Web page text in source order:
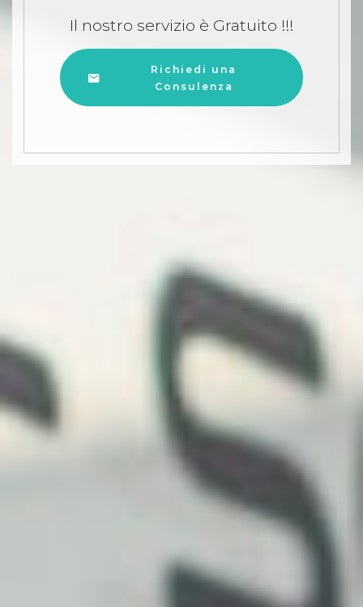
Il nostro servizio è Gratuito !!!
Richiedi una
Consulenza